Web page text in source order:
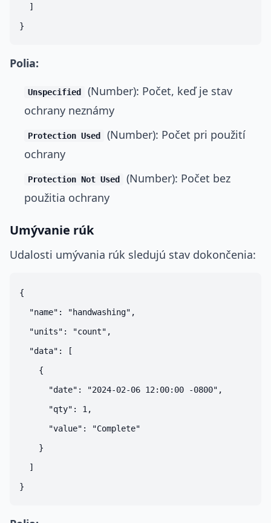
  ]
Polia:
Unspecified
(Number): Počet, keď je stav
ochrany neznámy
Protection Used
(Number): Počet pri použití
ochrany
Protection Not Used
(Number): Počet bez
použitia ochrany
Umývanie rúk
Udalosti umývania rúk sledujú stav dokončenia:
{
  "name": "handwashing",
  "units": "count",
  "data": [
    {
      "date": "2024-02-06 12:00:00 -0800",
      "qty": 1,
      "value": "Complete"
    }
  ]